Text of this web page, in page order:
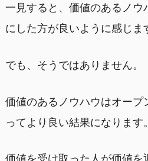
一見すると、価値のあるノウ
にした方が良いように感じま
でも、そうではありません。
価値のあるノウハウはオープ
ってより良い結果になります。